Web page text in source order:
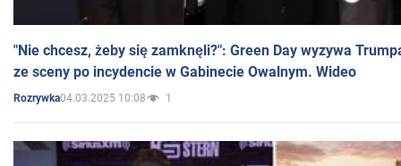
"Nie chcesz, żeby się zamknęli?": Green Day wyzywa
ze sceny po incydencie w Gabinecie Owalnym. Wideo
Rozrywka04.03.2025 10:08 1